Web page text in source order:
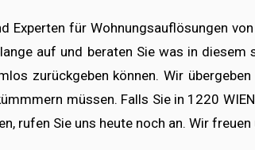
Experten für Wohnungsauflösungen
auf und beraten Sie was in
zurückgeben können. Wir
müssen. Falls Sie in 1220
rufen Sie uns heute noch an. Wir